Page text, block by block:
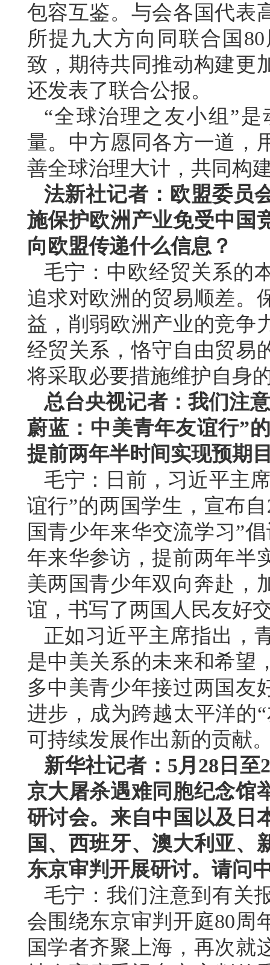
包容互鉴。与会各国代表
所提九大方向同联合国
致，期待共同推动构建更
还发表了联合公报。
“全球治理之友小组”
量。中方愿同各方一道，
善全球治理大计，共同构
法新社记者：欧盟委员
施保护欧洲产业免受中国
向欧盟传递什么信息？
毛宁：中欧经贸关系的
追求对欧洲的贸易顺差。
益，削弱欧洲产业的竞争
经贸关系，恪守自由贸易
将采取必要措施维护自身
总台央视记者：我们注
蔚蓝：中美青年友谊行”
提前两年半时间实现预期
毛宁：日前，习近平主
谊行”的两国学生，宣布
国青少年来华交流学习”
年来华参访，提前两年半
美两国青少年双向奔赴，
谊，书写了两国人民友好
正如习近平主席指出，
是中美关系的未来和希望
多中美青少年接过两国友
进步，成为跨越太平洋的
可持续发展作出新的贡献
新华社记者：5月28日
京大屠杀遇难同胞纪念馆
研讨会。来自中国以及日
国、西班牙、澳大利亚、
东京审判开展研讨。请问
毛宁：我们注意到有关
会围绕东京审判开庭80周
国学者齐聚上海，再次就